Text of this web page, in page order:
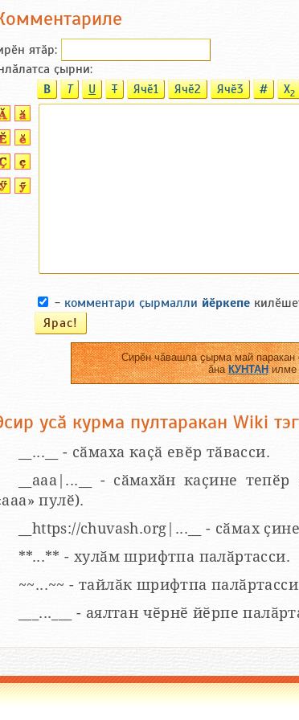
ятӑp:
ҫырни:
B T U T Ячӗ1 Ячӗ2 Ячӗ3 # X2
- комментари ҫырмалли йӗркепе
Сирӗн чӑвашла ҫырма май паракан
ӑнаКУНТАНилме
усӑ курма пултаракан Wiki
__...__ - сӑмаха каҫӑ евӗр тӑвасси.
__aaa|...__ - сӑмахӑн каҫине
пулӗ).
__https://chuvash.org|...__ - сӑмах
**...** - хулӑм шрифтпа палӑртасси.
~~...~~ - тайлӑк шрифтпа
___...___ - аялтан чӗрнӗ йӗрпе